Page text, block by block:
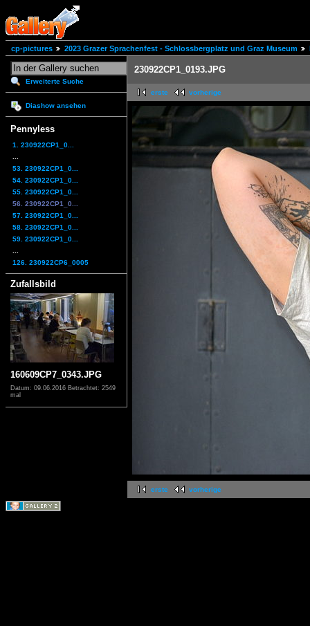
cp-pictures 2023 Grazer Sprachenfest - Schlossbergplatz und Graz Museum
Erweiterte Suche
Diashow ansehen
Pennyless
1. 230922CP1_0...
53. 230922CP1_0...
54. 230922CP1_0...
55. 230922CP1_0...
56. 230922CP1_0...
57. 230922CP1_0...
58. 230922CP1_0...
59. 230922CP1_0...
126. 230922CP6_0005
Zufallsbild
160609CP7_0343.JPG
Datum: 09.06.2016 Betrachtet: 2549
mal
230922CP1_0193.JPG
erste vorherige
erste vorherige